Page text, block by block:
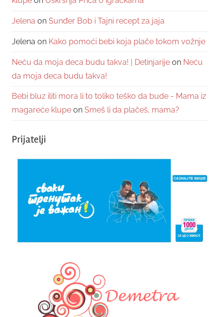
Jelena on Sunđer Bob i Tajni recept za jaja
Jelena on Kako pomoći bebi koja plače tokom vožnje
Neću da moja deca budu takva! | Detinjarije on Neću
da moja deca budu takva!
Bebi bluz iliti mora li to toliko teško da bude - Mama iz
magareće klupe on Smeš li da plačeš, mama?
Prijatelji